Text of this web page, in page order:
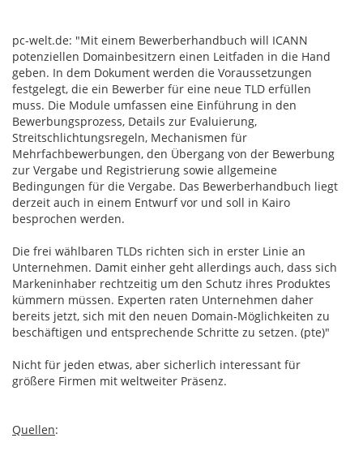
pc-welt.de: "Mit einem Bewerberhandbuch will ICANN
potenziellen Domainbesitzern einen Leitfaden in die Hand
geben. In dem Dokument werden die Voraussetzungen
festgelegt, die ein Bewerber für eine neue TLD erfüllen
muss. Die Module umfassen eine Einführung in den
Bewerbungsprozess, Details zur Evaluierung,
Streitschlichtungsregeln, Mechanismen für
Mehrfachbewerbungen, den Übergang von der Bewerbung
zur Vergabe und Registrierung sowie allgemeine
Bedingungen für die Vergabe. Das Bewerberhandbuch liegt
derzeit auch in einem Entwurf vor und soll in Kairo
besprochen werden.
Die frei wählbaren TLDs richten sich in erster Linie an
Unternehmen. Damit einher geht allerdings auch, dass sich
Markeninhaber rechtzeitig um den Schutz ihres Produktes
kümmern müssen. Experten raten Unternehmen daher
bereits jetzt, sich mit den neuen Domain-Möglichkeiten zu
beschäftigen und entsprechende Schritte zu setzen. (pte)"
Nicht für jeden etwas, aber sicherlich interessant für
größere Firmen mit weltweiter Präsenz.
Quellen: